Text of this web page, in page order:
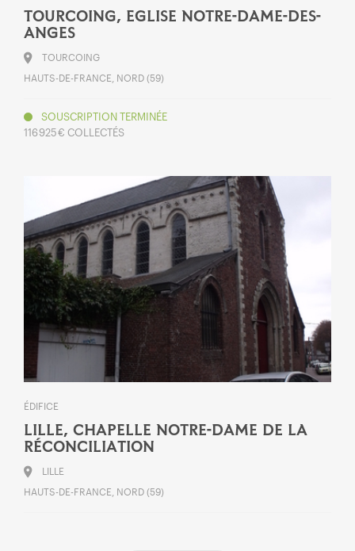
TOURCOING, EGLISE NOTRE-DAME-DES-
ANGES
TOURCOING
HAUTS-DE-FRANCE, NORD (59)
SOUSCRIPTION TERMINÉE
116 925 € COLLECTÉS
ÉDIFICE
LILLE, CHAPELLE NOTRE-DAME DE LA
RÉCONCILIATION
LILLE
HAUTS-DE-FRANCE, NORD (59)